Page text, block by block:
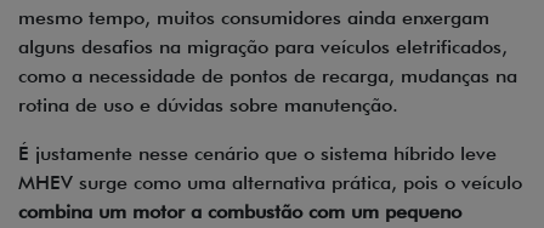
mesmo tempo, muitos consumidores ainda enxergam
alguns desafios na migração para veículos eletrificados,
como a necessidade de pontos de recarga, mudanças na
rotina de uso e dúvidas sobre manutenção.
É justamente nesse cenário que o sistema híbrido leve
MHEV surge como uma alternativa prática, pois o veículo
combina um motor a combustão com um pequeno